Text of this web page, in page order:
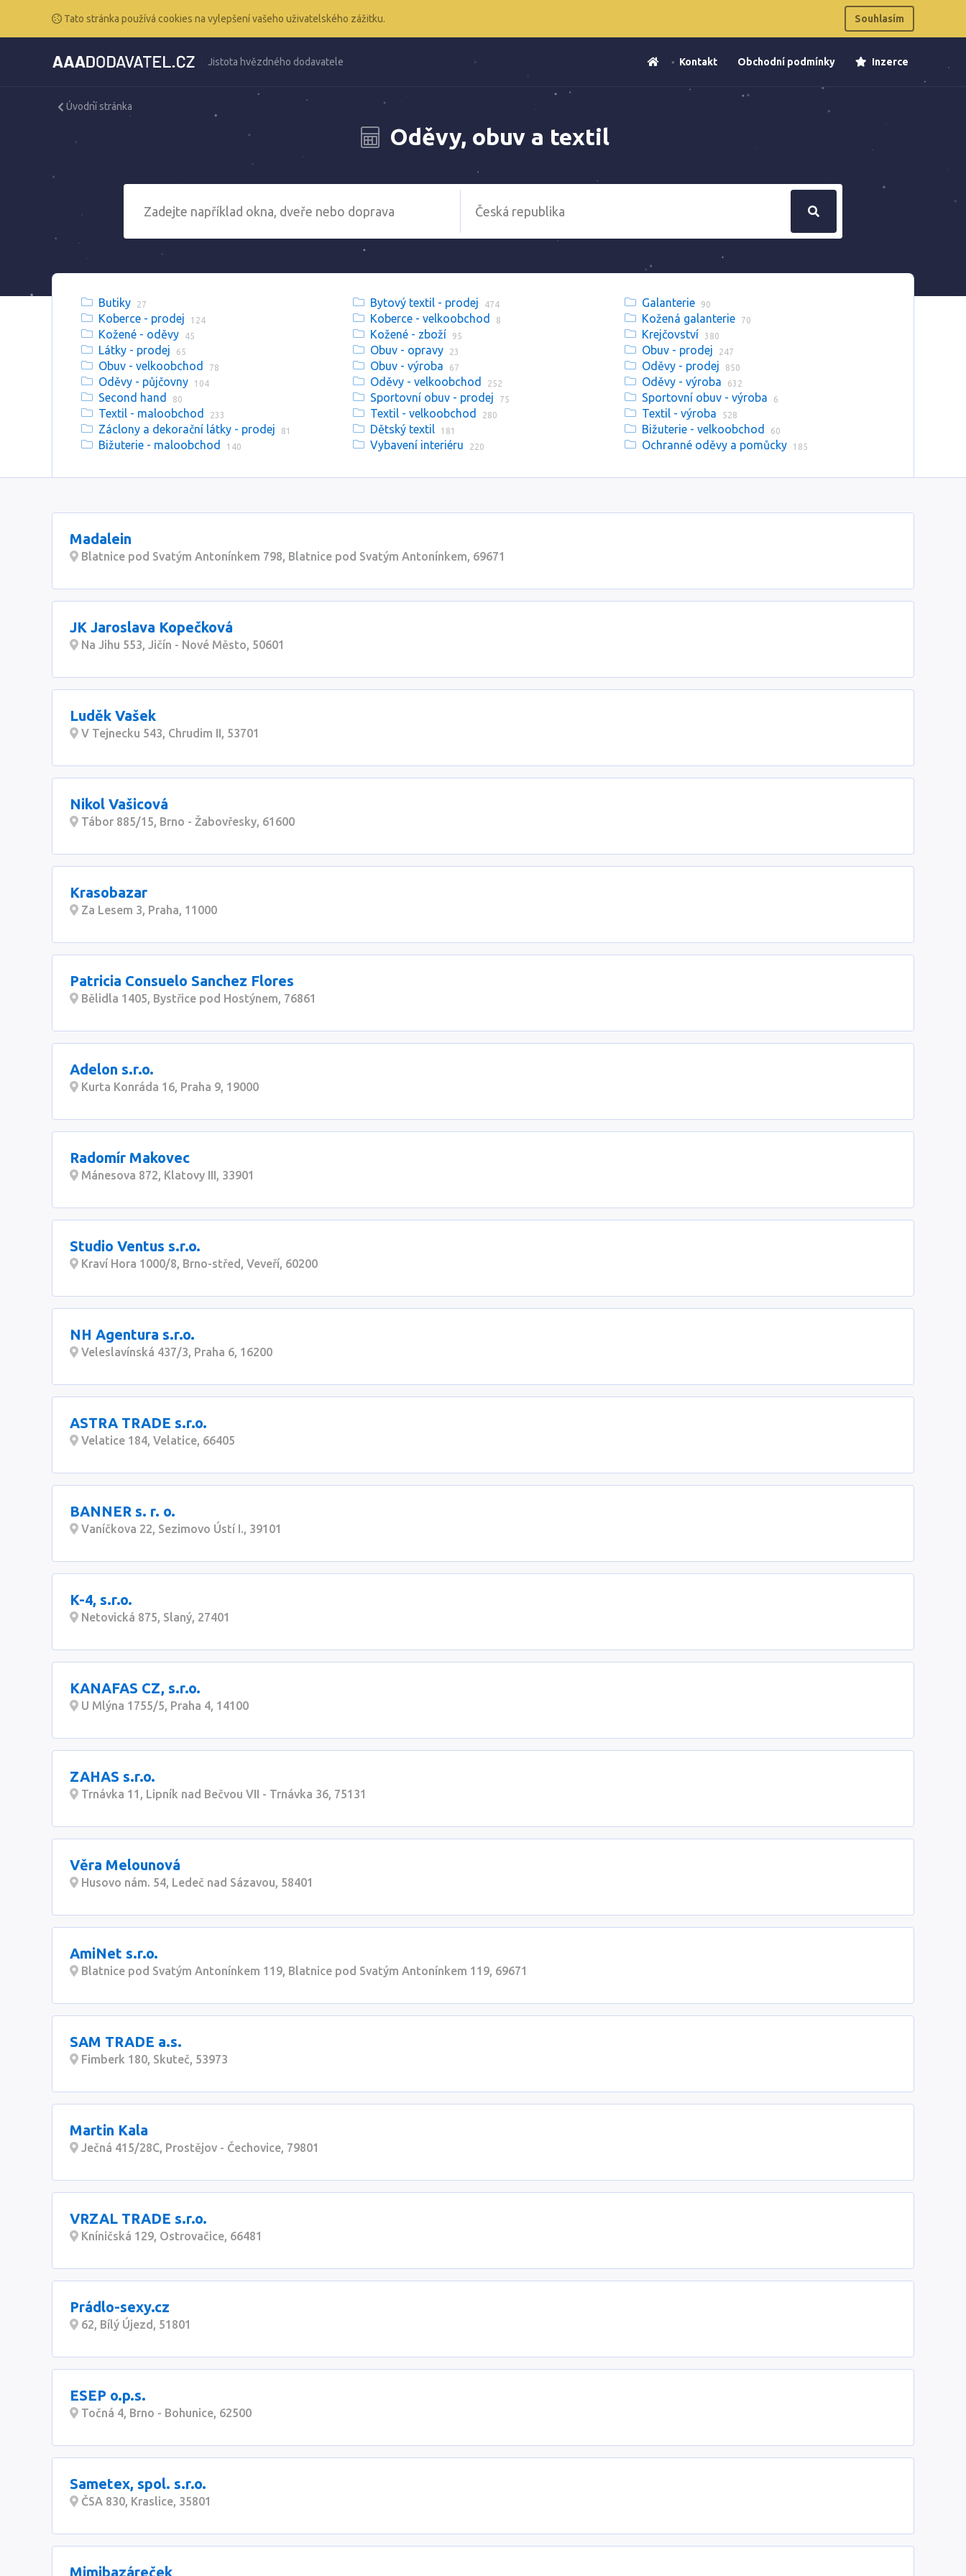
Tato stránka používá cookies na vylepšení vašeho uživatelského zážitku. Souhlasím
Jistota hvězdného dodavatele Kontakt Obchodní podmínky Inzerce
Úvodní stránka
Oděvy, obuv a textil
Butiky 27 Bytový textil - prodej 474 Galanterie 90
Koberce - prodej 124 Koberce - velkoobchod 8 Kožená galanterie 70
Kožené - oděvy 45 Kožené - zboží 95 Krejčovství 380
Látky - prodej 65 Obuv - opravy 23 Obuv - prodej 247
Obuv - velkoobchod 78 Obuv - výroba 67 Oděvy - prodej 850
Oděvy - půjčovny 104 Oděvy - velkoobchod 252 Oděvy - výroba 632
Second hand 80 Sportovní obuv - prodej 75 Sportovní obuv - výroba 6
Textil - maloobchod 233 Textil - velkoobchod 280 Textil - výroba 528
Záclony a dekorační látky - prodej 81 Dětský textil 181 Bižuterie - velkoobchod 60
Bižuterie - maloobchod 140 Vybavení interiéru 220 Ochranné oděvy a pomůcky 185
Madalein
Blatnice pod Svatým Antonínkem 798, Blatnice pod Svatým Antonínkem, 69671
JK Jaroslava Kopečková
Na Jihu 553, Jičín - Nové Město, 50601
Luděk Vašek
V Tejnecku 543, Chrudim II, 53701
Nikol Vašicová
Tábor 885/15, Brno - Žabovřesky, 61600
Krasobazar
Za Lesem 3, Praha, 11000
Patricia Consuelo Sanchez Flores
Bělidla 1405, Bystřice pod Hostýnem, 76861
Adelon s.r.o.
Kurta Konráda 16, Praha 9, 19000
Radomír Makovec
Mánesova 872, Klatovy III, 33901
Studio Ventus s.r.o.
Kraví Hora 1000/8, Brno-střed, Veveří, 60200
NH Agentura s.r.o.
Veleslavínská 437/3, Praha 6, 16200
ASTRA TRADE s.r.o.
Velatice 184, Velatice, 66405
BANNER s. r. o.
Vaníčkova 22, Sezimovo Ústí I., 39101
K-4, s.r.o.
Netovická 875, Slaný, 27401
KANAFAS CZ, s.r.o.
U Mlýna 1755/5, Praha 4, 14100
ZAHAS s.r.o.
Trnávka 11, Lipník nad Bečvou VII - Trnávka 36, 75131
Věra Melounová
Husovo nám. 54, Ledeč nad Sázavou, 58401
AmiNet s.r.o.
Blatnice pod Svatým Antonínkem 119, Blatnice pod Svatým Antonínkem 119, 69671
SAM TRADE a.s.
Fimberk 180, Skuteč, 53973
Martin Kala
Ječná 415/28C, Prostějov - Čechovice, 79801
VRZAL TRADE s.r.o.
Kníničská 129, Ostrovačice, 66481
Prádlo-sexy.cz
62, Bílý Újezd, 51801
ESEP o.p.s.
Točná 4, Brno - Bohunice, 62500
Sametex, spol. s.r.o.
ČSA 830, Kraslice, 35801
Mimibazáreček